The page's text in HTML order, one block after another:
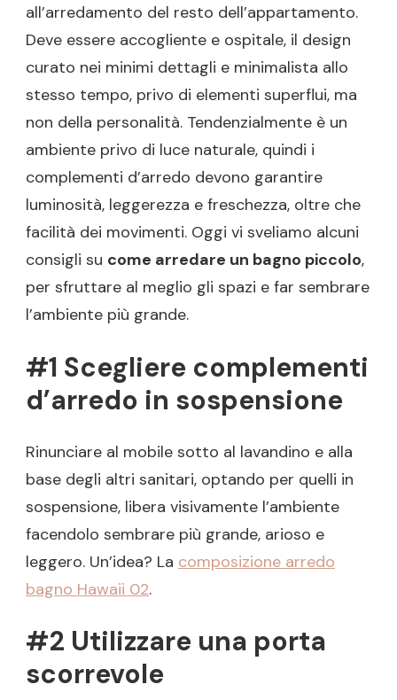
all’arredamento del resto dell’appartamento.
Deve essere accogliente e ospitale, il design
curato nei minimi dettagli e minimalista allo
stesso tempo, privo di elementi superflui, ma
non della personalità. Tendenzialmente è un
ambiente privo di luce naturale, quindi i
complementi d’arredo devono garantire
luminosità, leggerezza e freschezza, oltre che
facilità dei movimenti. Oggi vi sveliamo alcuni
consigli su come arredare un bagno piccolo,
per sfruttare al meglio gli spazi e far sembrare
l’ambiente più grande.
#1 Scegliere complementi
d’arredo in sospensione
Rinunciare al mobile sotto al lavandino e alla
base degli altri sanitari, optando per quelli in
sospensione, libera visivamente l’ambiente
facendolo sembrare più grande, arioso e
leggero. Un’idea? La composizione arredo
bagno Hawaii 02.
#2 Utilizzare una porta
scorrevole